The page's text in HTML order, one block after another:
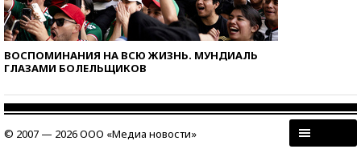
ВОСПОМИНАНИЯ НА ВСЮ ЖИЗНЬ. МУНДИАЛЬ
ГЛАЗАМИ БОЛЕЛЬЩИКОВ
© 2007 — 2026 ООО «Медиа новости»